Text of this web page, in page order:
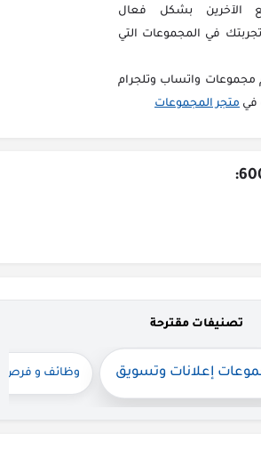
الآخرين بشكل فعال
في المجموعات التي
مجموعات واتساب وتلجرام
في متجر المجموعات
تصنيفات مقترحة
إعلانات وتسويق وظائف و فرص